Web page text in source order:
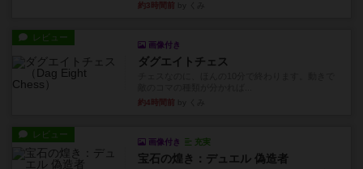
約3時間前
レビュー
画像付き
ダグエイトチェス
約4時間前
レビュー
画像付き 充実
宝石の煌き：デュエル 偽造者